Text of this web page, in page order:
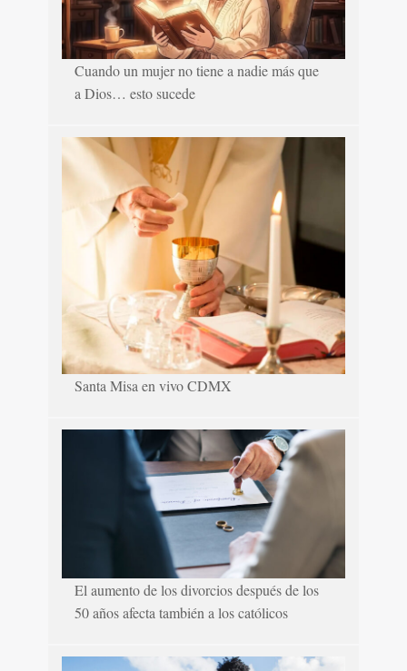
Cuando un mujer no tiene a nadie más que
a Dios… esto sucede
Santa Misa en vivo CDMX
El aumento de los divorcios después de los
50 años afecta también a los católicos